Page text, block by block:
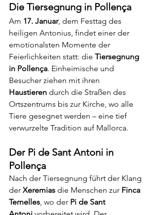
Die Tiersegnung in Pollença
Am 17. Januar, dem Festtag des
heiligen Antonius, findet einer der
emotionalsten Momente der
Feierlichkeiten statt: die Tiersegnung
in Pollença. Einheimische und
Besucher ziehen mit ihren
Haustieren durch die Straßen des
Ortszentrums bis zur Kirche, wo alle
Tiere gesegnet werden – eine tief
verwurzelte Tradition auf Mallorca.
Der Pi de Sant Antoni in
Pollença
Nach der Tiersegnung führt der Klang
der Xeremias die Menschen zur Finca
Ternelles, wo der Pi de Sant